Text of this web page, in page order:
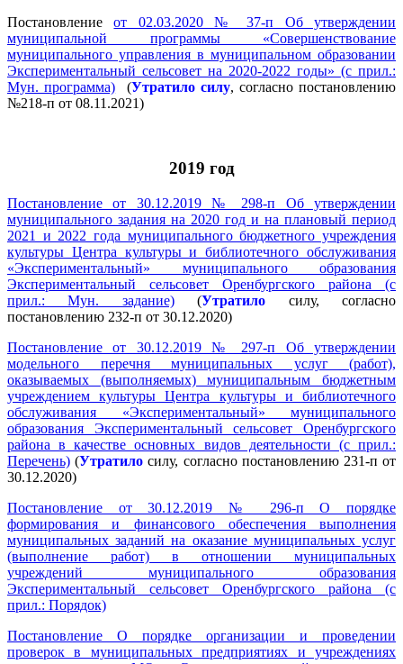
Постановлениеот 02.03.2020 № 37-п Об утверждении
муниципальной программы «Совершенствование
муниципального управления в муниципальном образовании
Экспериментальный сельсовет на 2020-2022 годы» (с прил.:
Мун. программа) (Утратило силу, согласно постановлению
№218-п от 08.11.2021)
2019 год
Постановление от 30.12.2019 № 298-п Об утверждении
муниципального задания на 2020 год и на плановый период
2021 и 2022 года муниципального бюджетного учреждения
культуры Центра культуры и библиотечного обслуживания
«Экспериментальный» муниципального образования
Экспериментальный сельсовет Оренбургского района (с
прил.: Мун. задание)(Утратило силу, согласно
постановлению 232-п от 30.12.2020)
Постановление от 30.12.2019 № 297-п Об утверждении
модельного перечня муниципальных услуг (работ),
оказываемых (выполняемых) муниципальным бюджетным
учреждением культуры Центра культуры и библиотечного
обслуживания «Экспериментальный» муниципального
образования Экспериментальный сельсовет Оренбургского
района в качестве основных видов деятельности (с прил.:
Перечень) (Утратило силу, согласно постановлению 231-п от
30.12.2020)
Постановление от 30.12.2019 № 296-п О порядке
формирования и финансового обеспечения выполнения
муниципальных заданий на оказание муниципальных услуг
(выполнение работ) в отношении муниципальных
учреждений муниципального образования
Экспериментальный сельсовет Оренбургского района (с
прил.: Порядок)
Постановление О порядке организации и проведении
проверок в муниципальных предприятиях и учреждениях